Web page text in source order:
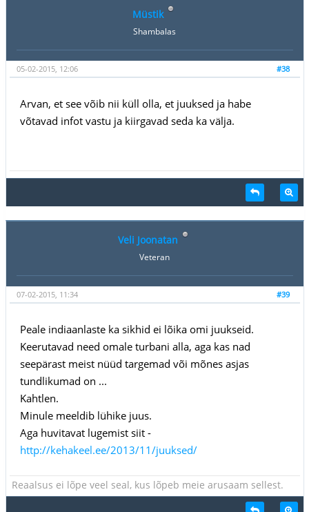
Müstik
Shambalas
#38
05-02-2015, 12:06
Arvan, et see võib nii küll olla, et juuksed ja habe
võtavad infot vastu ja kiirgavad seda ka välja.
Veli Joonatan
Veteran
#39
07-02-2015, 11:34
Peale indiaanlaste ka sikhid ei lõika omi juukseid.
Keerutavad need omale turbani alla, aga kas nad
seepärast meist nüüd targemad või mõnes asjas
tundlikumad on ...
Kahtlen.
Minule meeldib lühike juus.
Aga huvitavat lugemist siit -
http://kehakeel.ee/2013/11/juuksed/
Reaalsus ei lõpe veel seal, kus lõpeb meie arusaam sellest.